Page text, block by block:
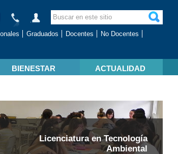
Graduados Docentes
No Docentes
BIENESTAR ACTUALIDAD
Licenciatura en Tecnología
Ambiental